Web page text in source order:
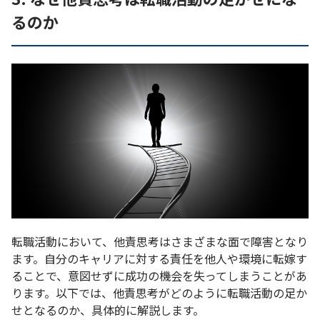
るのか
転職活動において、他責思考はさまざまな面で障害となり
ます。自分のキャリアに対する責任を他人や環境に転嫁す
ることで、意図せずに成功の機会を失ってしまうことがあ
ります。以下では、他責思考がどのように転職活動の足か
せとなるのか、具体的に解説します。